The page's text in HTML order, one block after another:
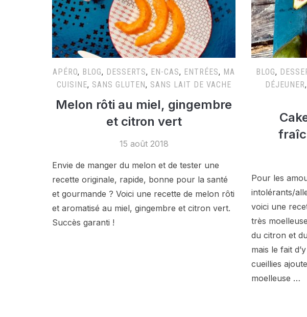
APÉRO, BLOG, DESSERTS, EN-CAS, ENTRÉES, MA
CUISINE, SANS GLUTEN, SANS LAIT DE VACHE
Melon rôti au miel, gingembre
et citron vert
15 août 2018
Envie de manger du melon et de tester une
recette originale, rapide, bonne pour la santé
et gourmande ? Voici une recette de melon rôti
et aromatisé au miel, gingembre et citron vert.
Succès garanti !
BLOG,
DÉJEUNER,
Pour les
intolérants/
voici une
très
du citron et
mais le fait
cueillies
moelleuse …